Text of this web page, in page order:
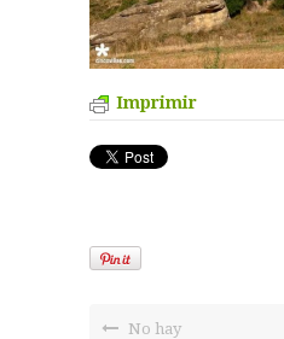
Imprimir
No hay